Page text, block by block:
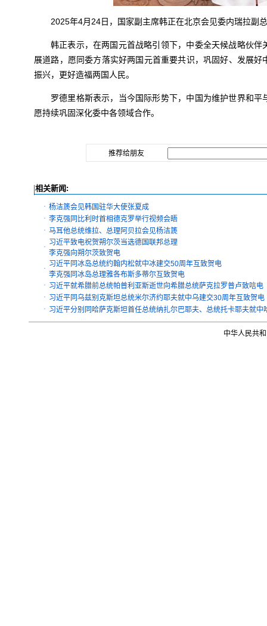
2025年4月24日，国家副主席韩正在北京会见委内瑞拉副
韩正表示，在两国元首战略引领下，中委全天候战略伙
展道路，愿同委方落实好两国元首重要共识，巩固好、发展
振兴，更好造福两国人民。
罗德里格斯表示，当今国际形势下，中国为维护世界和
愿持续巩固深化委中各领域合作。
推荐给朋友
相关新闻:
· 杨洁篪会见韩国驻华大使张夏成
· 李克强同比利时首相德克罗举行视频会晤
· 马耳他总统维拉、总理阿贝拉会见杨洁篪
·
习近平致电祝贺朔尔茨当选德国联邦总理
李克强向朔尔茨致贺电
·
习近平同冰岛总统约翰内松就中冰建交50周年互致贺电
李克强同冰岛总理雅各布斯多蒂尔互致贺电
· 习近平就希腊前总统帕普利亚斯逝世向希腊总统萨克拉罗普卢致唁电
· 习近平同乌兹别克斯坦总统米尔济约耶夫就中乌建交30周年互致贺电
· 习近平分别同哈萨克斯坦首任总统纳扎尔巴耶夫、总统托卡耶夫就中
中华人民共